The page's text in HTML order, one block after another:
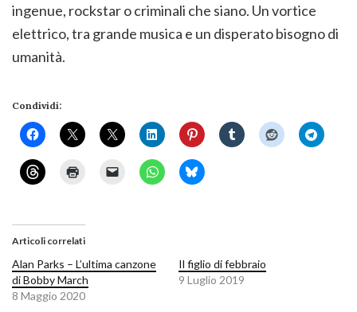
ingenue, rockstar o criminali che siano. Un vortice
elettrico, tra grande musica e un disperato bisogno di
umanità.
Condividi:
Articoli correlati
Alan Parks – L’ultima canzone
di Bobby March
8 Maggio 2020
Il figlio di febbraio
9 Luglio 2019